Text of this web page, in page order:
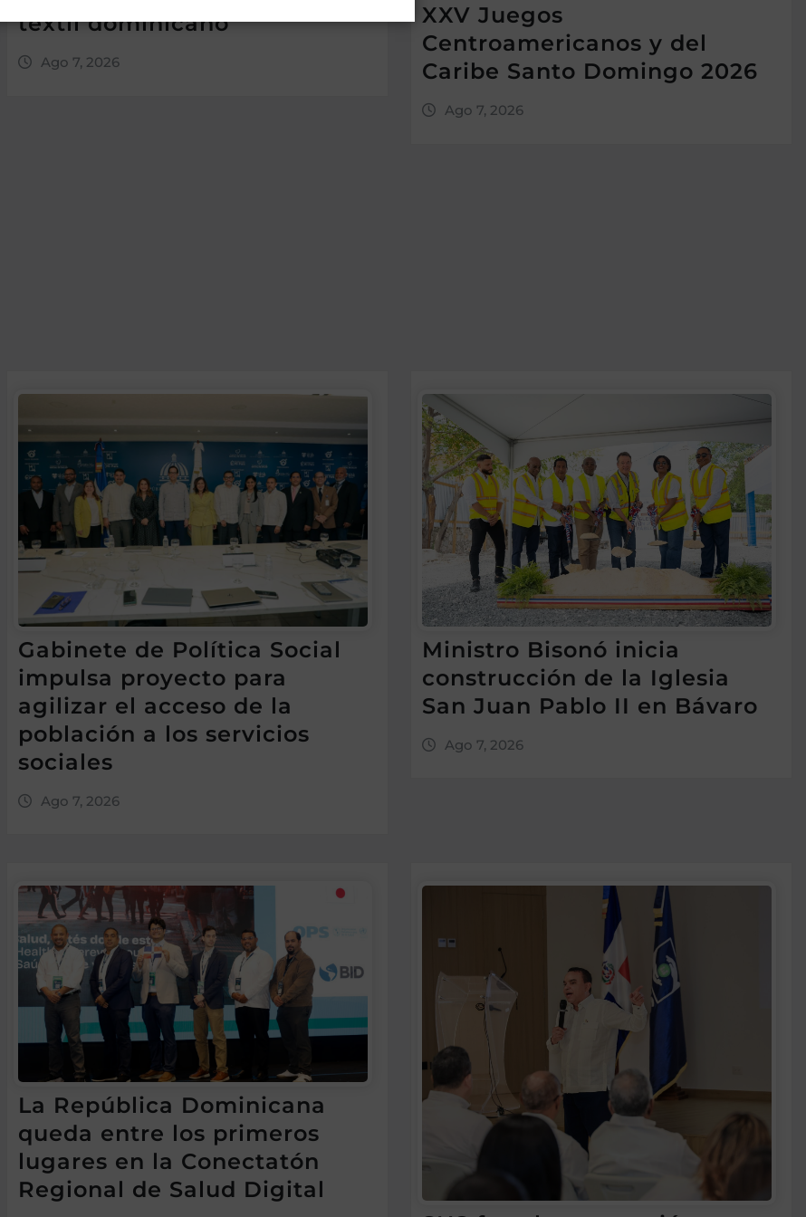
textil dominicano
Ago 7, 2026
XXV Juegos
Centroamericanos y del
Caribe Santo Domingo 2026
Ago 7, 2026
Gabinete de Política Social
impulsa proyecto para
agilizar el acceso de la
población a los servicios
sociales
Ago 7, 2026
Ministro Bisonó inicia
construcción de la Iglesia
San Juan Pablo II en Bávaro
Ago 7, 2026
La República Dominicana
queda entre los primeros
lugares en la Conectatón
Regional de Salud Digital